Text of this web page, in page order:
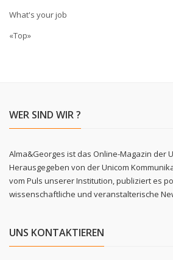
What's your job
«Top»
WER SIND WIR ?
Alma&Georges ist das Online-Magazin der
Herausgegeben von der Unicom
vom Puls unserer Institution, publiziert es
wissenschaftliche und veranstalterische
UNS KONTAKTIEREN